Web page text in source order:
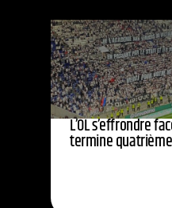
L’OL s’effrondre
termine quatrième